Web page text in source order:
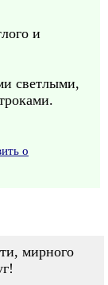
и
светлыми,
о
мирного